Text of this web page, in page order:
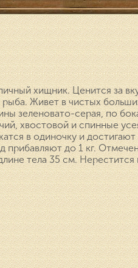
хищник. Ценится за
Живет в чистых
зеленовато-серая, по
хвостовой и спинные
в одиночку и
до 1 кг.
тела 35 см.